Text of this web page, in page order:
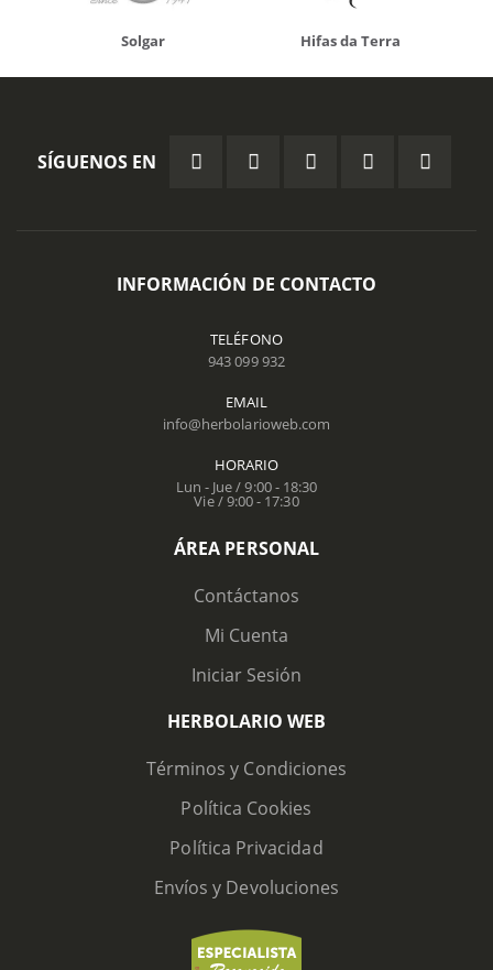
Solgar Hifas da Terra
SÍGUENOS EN
INFORMACIÓN DE CONTACTO
TELÉFONO
943 099 932
EMAIL
info@herbolarioweb.com
HORARIO
Lun - Jue / 9:00 - 18:30
Vie / 9:00 - 17:30
ÁREA PERSONAL
Contáctanos
Mi Cuenta
Iniciar Sesión
HERBOLARIO WEB
Términos y Condiciones
Política Cookies
Política Privacidad
Envíos y Devoluciones